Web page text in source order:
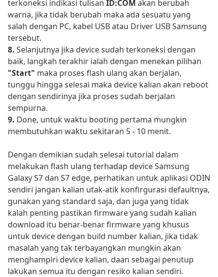
terkoneksi indikasi tulisan ID:COM akan berubah
warna, jika tidak berubah maka ada sesuatu yang
salah dengan PC, kabel USB atau Driver USB Samsung
tersebut.
8. Selanjutnya jika device sudah terkoneksi dengan
baik, langkah terakhir ialah dengan menekan pilihan
"Start" maka proses flash ulang akan berjalan,
tunggu hingga selesai maka device kalian akan reboot
dengan sendirinya jika proses sudah berjalan
sempurna.
9. Done, untuk waktu booting pertama mungkin
membutuhkan waktu sekitaran 5 - 10 menit.
Dengan demikian sudah selesai tutorial dalam
melakukan flash ulang terhadap device Samsung
Galaxy S7 dan S7 edge, perhatikan untuk aplikasi ODIN
sendiri jangan kalian utak-atik konfirgurasi defaultnya,
gunakan yang standard saja, dan juga yang tidak
kalah penting pastikan firmware yang sudah kalian
download itu benar-benar firmware yang khusus
untuk device dengan build number kalian, jika tidak
masalah yang tak terbayangkan mungkin akan
menghampiri device kalian, daan sebagai penutup
lakukan semua itu dengan resiko kalian sendiri.